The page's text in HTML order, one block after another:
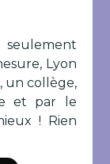
Lyon
un collège,
et par le
! Rien